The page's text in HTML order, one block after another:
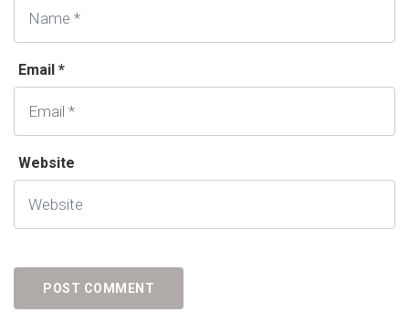
Email *
Website